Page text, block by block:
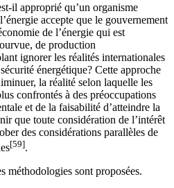
il approprié qu’un organisme
accepte que le gouvernement
de l’énergie qui est
de production
ignorer les réalités internationales
énergétique? Cette approche
la réalité selon laquelle les
confrontés à des préoccupations
et de la faisabilité d’atteindre la
que toute considération de l’intérêt
des considérations parallèles de
[59].
méthodologies sont proposées.